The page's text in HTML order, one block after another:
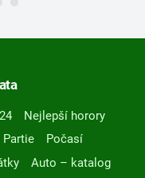
Nejlepší horory
Partie
Počasí
Auto – katalog